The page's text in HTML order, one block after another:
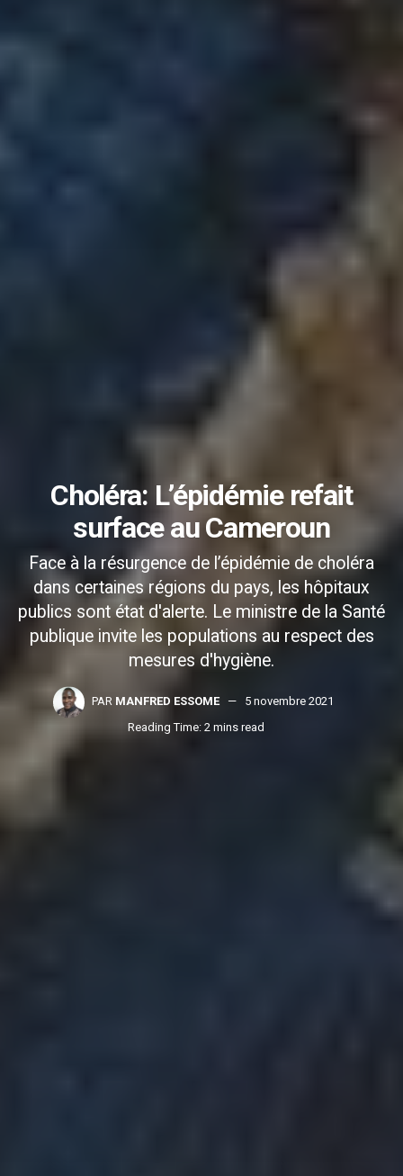
Choléra: L’épidémie refait
surface au Cameroun
Face à la résurgence de l’épidémie de choléra
dans certaines régions du pays, les hôpitaux
publics sont état d'alerte. Le ministre de la Santé
publique invite les populations au respect des
mesures d'hygiène.
PAR MANFRED ESSOME
5 novembre 2021
Reading Time: 2 mins read